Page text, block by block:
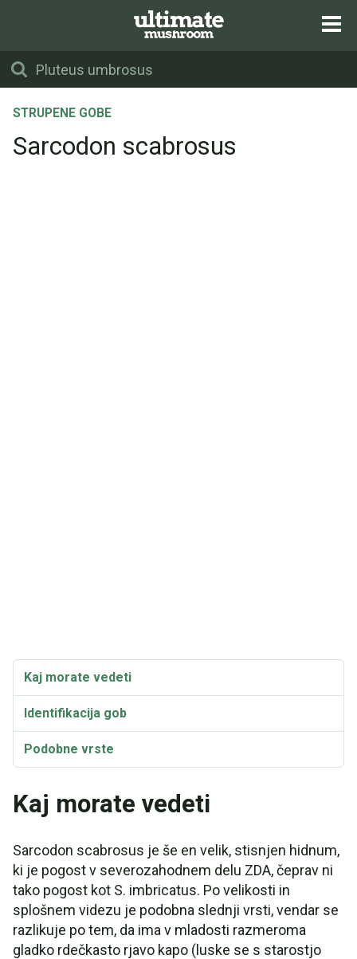
STRUPENE GOBE
Sarcodon scabrosus
Kaj morate vedeti
Identifikacija gob
Podobne vrste
Kaj morate vedeti
Sarcodon scabrosus je še en velik, stisnjen hidnum,
ki je pogost v severozahodnem delu ZDA, čeprav ni
tako pogost kot S. imbricatus. Po velikosti in
splošnem videzu je podobna slednji vrsti, vendar se
razlikuje po tem, da ima v mladosti razmeroma
gladko rdečkasto rjavo kapo (luske se s starostjo